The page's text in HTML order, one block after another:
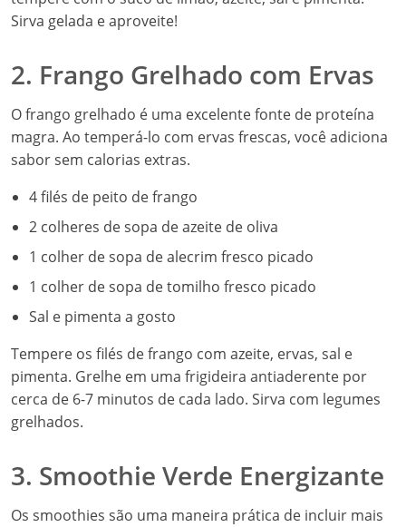
Sirva gelada e aproveite!
2. Frango Grelhado com Ervas
O frango grelhado é uma excelente fonte de proteína
magra. Ao temperá-lo com ervas frescas, você adiciona
sabor sem calorias extras.
4 filés de peito de frango
2 colheres de sopa de azeite de oliva
1 colher de sopa de alecrim fresco picado
1 colher de sopa de tomilho fresco picado
Sal e pimenta a gosto
Tempere os filés de frango com azeite, ervas, sal e
pimenta. Grelhe em uma frigideira antiaderente por
cerca de 6-7 minutos de cada lado. Sirva com legumes
grelhados.
3. Smoothie Verde Energizante
Os smoothies são uma maneira prática de incluir mais